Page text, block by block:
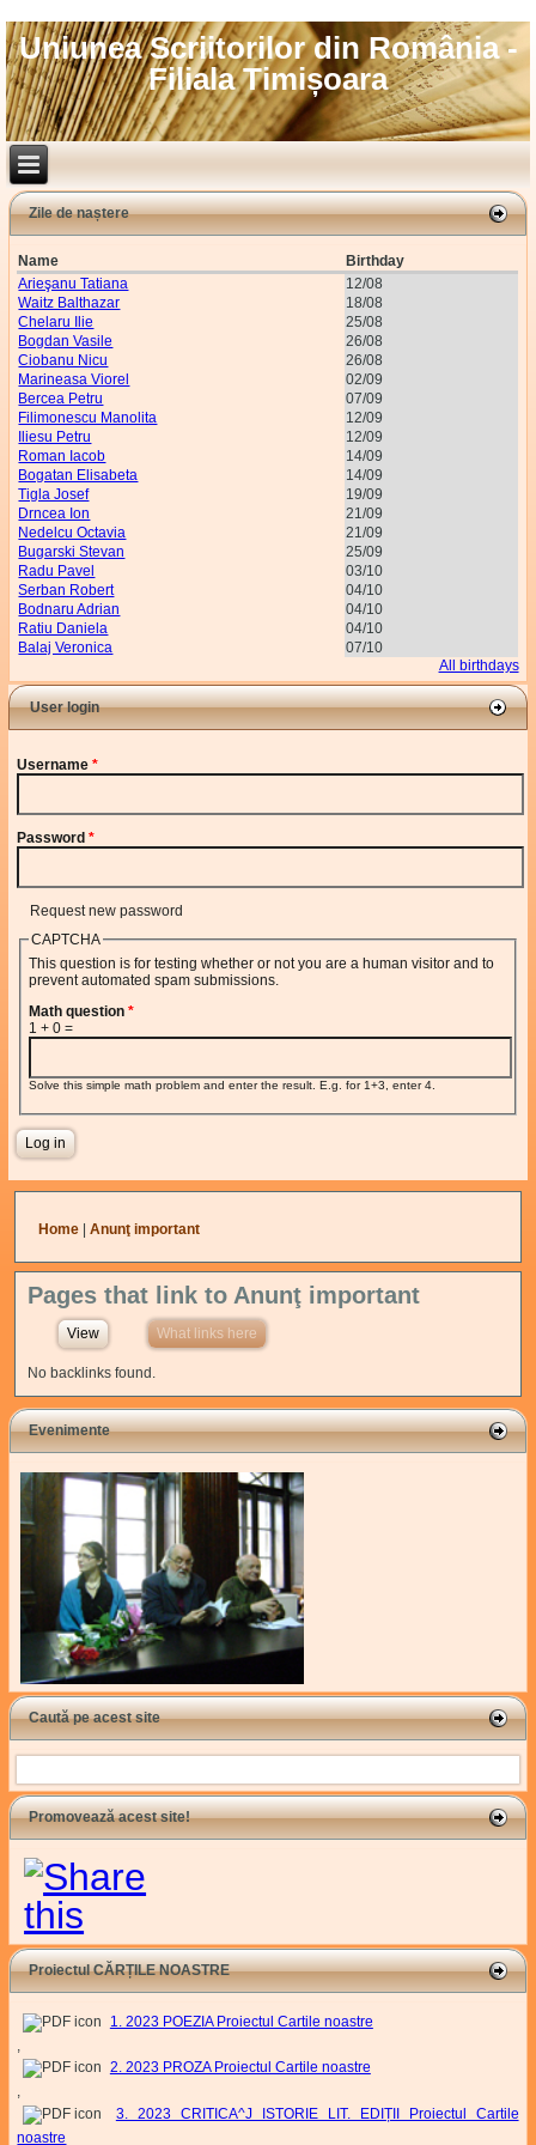
Uniunea Scriitorilor din România -
Filiala Timișoara
Zile de naștere
Name
Birthday
Arieşanu Tatiana
12/08
Waitz Balthazar
18/08
Chelaru Ilie
25/08
Bogdan Vasile
26/08
Ciobanu Nicu
26/08
Marineasa Viorel
02/09
Bercea Petru
07/09
Filimonescu Manolita
12/09
Iliesu Petru
12/09
Roman Iacob
14/09
Bogatan Elisabeta
14/09
Tigla Josef
19/09
Drncea Ion
21/09
Nedelcu Octavia
21/09
Bugarski Stevan
25/09
Radu Pavel
03/10
Serban Robert
04/10
Bodnaru Adrian
04/10
Ratiu Daniela
04/10
Balaj Veronica
07/10
All birthdays
User login
Username*
Password*
Request new password
CAPTCHA
This question is for testing whether or not you are a human visitor and to
prevent automated spam submissions.
Math question*
1 + 0 =
Solve this simple math problem and enter the result. E.g. for 1+3, enter 4.
You are here
Home| Anunţ important
Pages that link to Anunţ important
View What links here
No backlinks found.
Evenimente
Caută pe acest site
Search
Promovează acest site!
Proiectul CĂRȚILE NOASTRE
1. 2023 POEZIA Proiectul Cartile noastre
,
2. 2023 PROZA Proiectul Cartile noastre
,
3. 2023 CRITICA^J ISTORIE LIT. EDIȚII Proiectul Cartile
noastre